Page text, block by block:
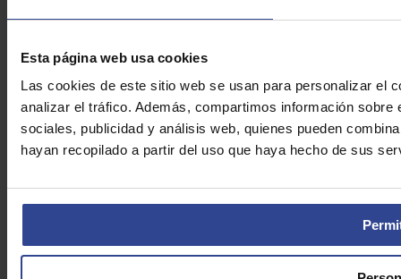
Esta página web usa cookies
Las cookies de este sitio web se usan para personalizar el
analizar el tráfico. Además, compartimos información
sociales, publicidad y análisis web, quienes pueden
hayan recopilado a partir del uso que haya hecho de sus